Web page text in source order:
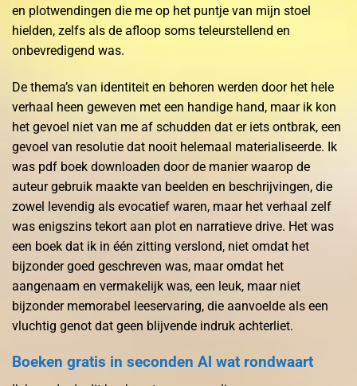
en plotwendingen die me op het puntje van mijn stoel
hielden, zelfs als de afloop soms teleurstellend en
onbevredigend was.
De thema’s van identiteit en behoren werden door het hele
verhaal heen geweven met een handige hand, maar ik kon
het gevoel niet van me af schudden dat er iets ontbrak, een
gevoel van resolutie dat nooit helemaal materialiseerde. Ik
was pdf boek downloaden door de manier waarop de
auteur gebruik maakte van beelden en beschrijvingen, die
zowel levendig als evocatief waren, maar het verhaal zelf
was enigszins tekort aan plot en narratieve drive. Het was
een boek dat ik in één zitting verslond, niet omdat het
bijzonder goed geschreven was, maar omdat het
aangenaam en vermakelijk was, een leuk, maar niet
bijzonder memorabel leeservaring, die aanvoelde als een
vluchtig genot dat geen blijvende indruk achterliet.
Boeken gratis in seconden Al wat rondwaart